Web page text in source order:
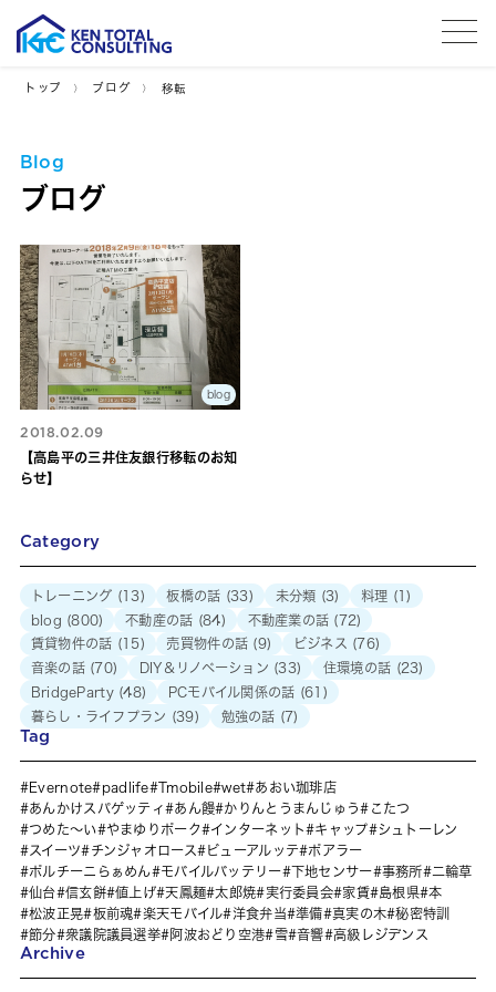
トップ ブログ 移転
Blog
ブログ
blog
2018.02.09
【高島平の三井住友銀行移転のお知
らせ】
Category
トレーニング (13) 板橋の話 (33) 未分類 (3) 料理 (1)
blog (800) 不動産の話 (84) 不動産業の話 (72)
賃貸物件の話 (15) 売買物件の話 (9) ビジネス (76)
音楽の話(70) DIY＆リノベーション (33) 住環境の話 (23)
BridgeParty(48) PCモバイル関係の話 (61)
暮らし・ライフプラン (39) 勉強の話 (7)
Tag
Evernote padlife Tmobile wet
あおい珈琲店
あんかけスパゲッティ
あん饅 かりんとうまんじゅう
こたつ
つめた～い
やまゆりポーク インターネット キャップ
シュトーレン
スイーツ
チンジャオロース ビューアルッテ
ポアラー
ポルチーニらぁめん
モバイルバッテリー 下地センサー 事務所
二輪草
仙台
信玄餅 値上げ 天鳳麺 太郎焼 実行委員会 家賃 島根県
本
松波正晃
板前魂 楽天モバイル 洋食弁当 準備 真実の木
秘密特訓
節分
衆議院議員選挙 阿波おどり空港 雪 音響 高級レジデンス
Archive